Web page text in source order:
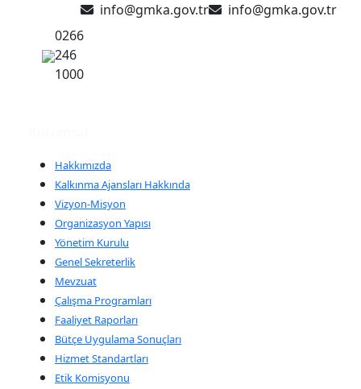
info@gmka.gov.tr
info@gmka.gov.tr
0266
246
1000
Hakkımızda
Kalkınma Ajansları Hakkında
Vizyon-Misyon
Organizasyon Yapısı
Yönetim Kurulu
Genel Sekreterlik
Mevzuat
Çalışma Programları
Faaliyet Raporları
Bütçe Uygulama Sonuçları
Hizmet Standartları
Etik Komisyonu